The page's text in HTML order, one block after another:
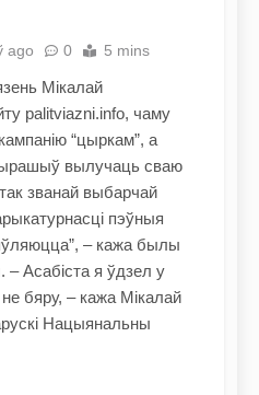
ago 0 5 mins
Мікалай
palitviazni.info, чаму
“цыркам”, а
вылучаць сваю
званай выбарчай
пэўныя
– кажа былы
– Асабіста я ўдзел у
бяру, – кажа Мікалай
Нацыянальны